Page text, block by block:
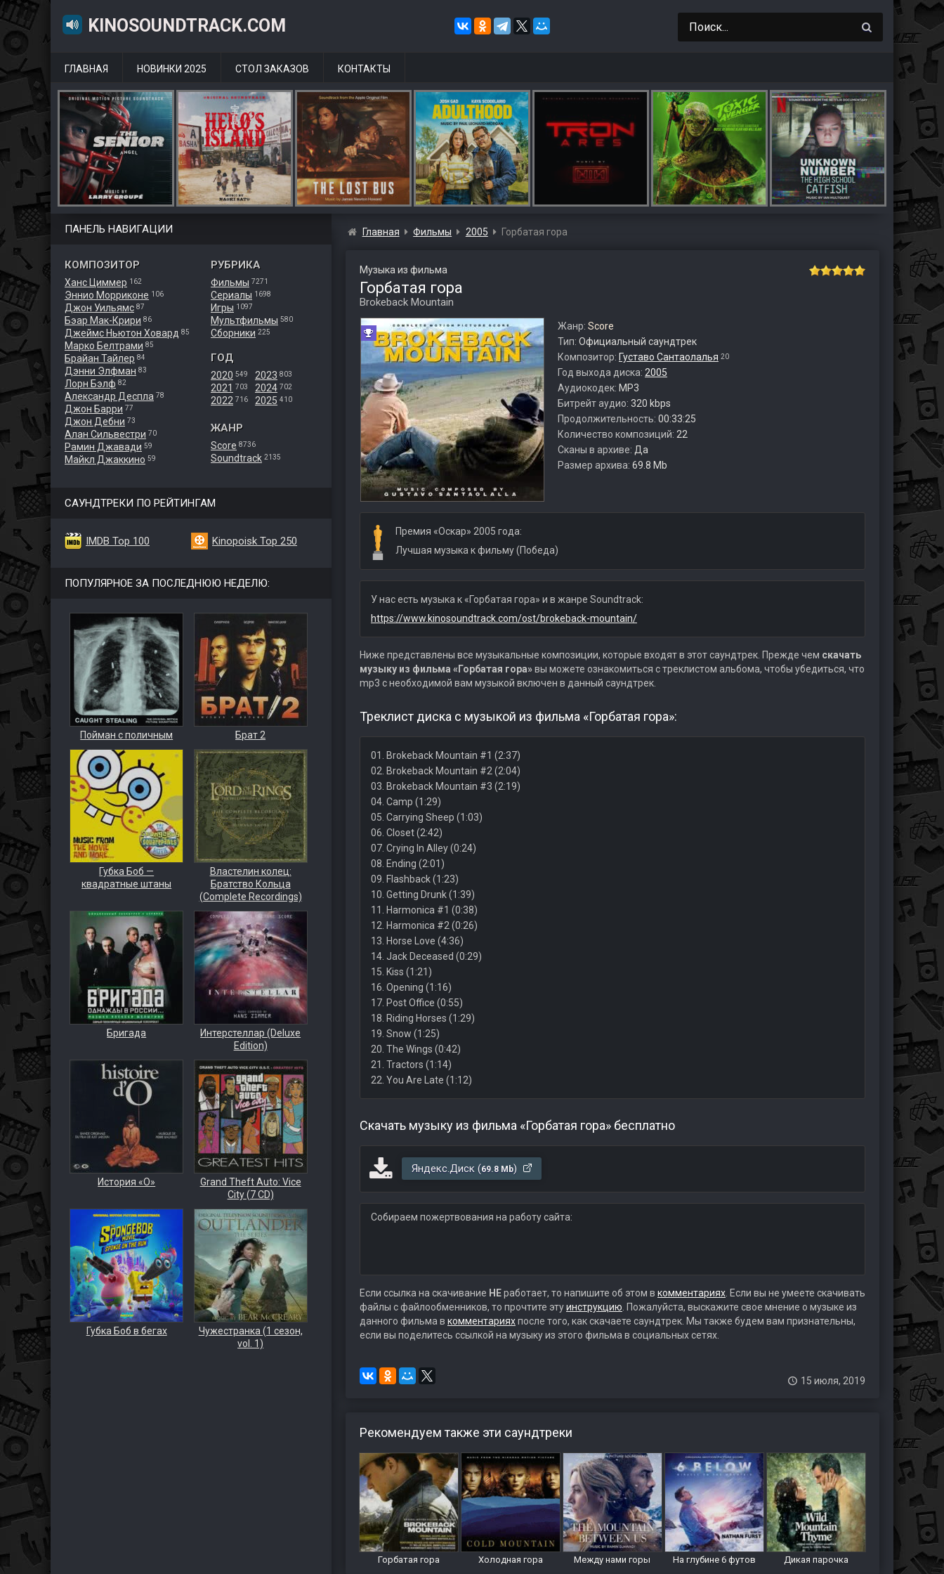
KINOSOUNDTRACK.COM
ГЛАВНАЯ НОВИНКИ 2025 СТОЛ ЗАКАЗОВ КОНТАКТЫ
ПАНЕЛЬ НАВИГАЦИИ
КОМПОЗИТОР
Ханс Циммер 162
Эннио Морриконе 106
Джон Уильямс 87
Бэар Мак-Крири 86
Джеймс Ньютон Ховард 85
Марко Белтрами 85
Брайан Тайлер 84
Дэнни Элфман 83
Лорн Бэлф 82
Александр Деспла 78
Джон Барри 77
Джон Дебни 73
Алан Сильвестри 70
Рамин Джавади 59
Майкл Джаккино 59
РУБРИКА
Фильмы 7271
Сериалы 1698
Игры 1097
Мультфильмы 580
Сборники 225
ГОД
2020 549
2021 703
2022 716
2023 803
2024 702
2025 410
ЖАНР
Score 8736
Soundtrack 2135
САУНДТРЕКИ ПО РЕЙТИНГАМ
IMDB Top 100 Kinopoisk Top 250
ПОПУЛЯРНОЕ ЗА ПОСЛЕДНЮЮ НЕДЕЛЮ:
Пойман с поличным Брат 2
Губка Боб —
квадратные штаны
Властелин колец:
Братство Кольца
(Complete Recordings)
Бригада
Интерстеллар (Deluxe
Edition)
История «О»
Grand Theft Auto: Vice
City (7 CD)
Губка Боб в бегах
Чужестранка (1 сезон,
vol. 1)
Главная Фильмы 2005 Горбатая гора
Музыка из фильма
Горбатая гора
Brokeback Mountain
Жанр: Score
Тип: Официальный саундтрек
Композитор: Густаво Сантаолалья 20
Год выхода диска: 2005
Аудиокодек: MP3
Битрейт аудио: 320 kbps
Продолжительность: 00:33:25
Количество композиций: 22
Сканы в архиве: Да
Размер архива: 69.8 Mb
Премия «Оскар» 2005 года:
Лучшая музыка к фильму (Победа)
У нас есть музыка к «Горбатая гора» и в жанре Soundtrack:
https://www.kinosoundtrack.com/ost/brokeback-mountain/
Ниже представлены все музыкальные композиции, которые входят в этот саундтрек. Прежде чем скачать
музыку из фильма «Горбатая гора»вы можете ознакомиться с треклистом альбома, чтобы убедиться, что
mp3 с необходимой вам музыкой включен в данный саундтрек.
Треклист диска с музыкой из фильма «Горбатая гора»:
01. Brokeback Mountain #1 (2:37)
02. Brokeback Mountain #2 (2:04)
03. Brokeback Mountain #3 (2:19)
04. Camp (1:29)
05. Carrying Sheep (1:03)
06. Closet (2:42)
07. Crying In Alley (0:24)
08. Ending (2:01)
09. Flashback (1:23)
10. Getting Drunk (1:39)
11. Harmonica #1 (0:38)
12. Harmonica #2 (0:26)
13. Horse Love (4:36)
14. Jack Deceased (0:29)
15. Kiss (1:21)
16. Opening (1:16)
17. Post Office (0:55)
18. Riding Horses (1:29)
19. Snow (1:25)
20. The Wings (0:42)
21. Tractors (1:14)
22. You Are Late (1:12)
Скачать музыку из фильма «Горбатая гора» бесплатно
Яндекс.Диск (69.8 Mb)
Собираем пожертвования на работу сайта:
Если ссылка на скачивание НЕработает, то напишите об этом в комментариях. Если вы не умеете скачивать
файлы с файлообменников, то прочтите этуинструкцию . Пожалуйста, выскажите свое мнение о музыке из
данного фильма в комментарияхпосле того, как скачаете саундтрек. Мы также будем вам признательны,
если вы поделитесь ссылкой на музыку из этого фильма в социальных сетях.
15 июля, 2019
Рекомендуем также эти саундтреки
Горбатая гора Холодная гора Между нами горы На глубине 6 футов Дикая парочка